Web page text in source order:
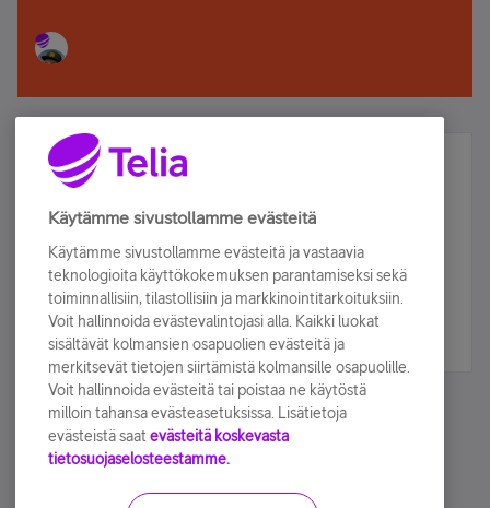
Älä jää paitsi – osallistu ja voita!
Tilaa Telian uutiskirje ja olet mukana arvonnassa.
sähköpostiisi.
Tilaa nyt
Käytämme sivustollamme evästeitä
Käytämme sivustollamme evästeitä ja vastaavia
teknologioita käyttökokemuksen parantamiseksi sekä
toiminnallisiin, tilastollisiin ja markkinointitarkoituksiin.
Voit hallinnoida evästevalintojasi alla. Kaikki luokat
sisältävät kolmansien osapuolien evästeitä ja
merkitsevät tietojen siirtämistä kolmansille osapuolille.
Voit hallinnoida evästeitä tai poistaa ne käytöstä
milloin tahansa evästeasetuksissa. Lisätietoja
evästeistä saat evästeitä koskevasta
tietosuojaselosteestamme.